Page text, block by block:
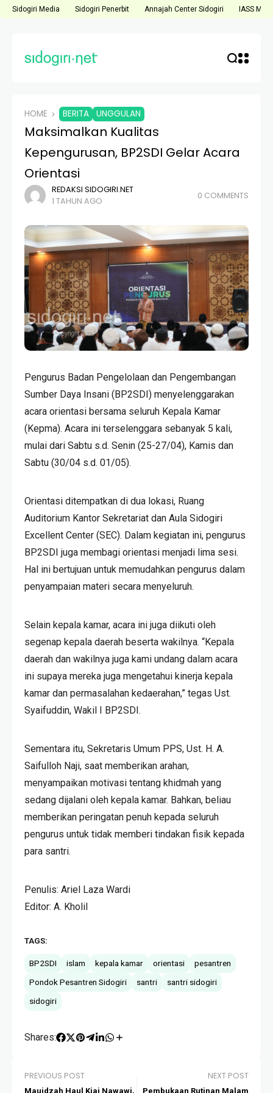
Sidogiri Media Sidogiri Penerbit Annajah Center Sidogiri IASS
HOME BERITA UNGGULAN
Maksimalkan Kualitas
Kepengurusan, BP2SDI Gelar Acara
Orientasi
REDAKSI SIDOGIRI.NET
1 TAHUN AGO
0 COMMENTS
Pengurus Badan Pengelolaan dan Pengembangan
Sumber Daya Insani (BP2SDI) menyelenggarakan
acara orientasi bersama seluruh Kepala Kamar
(Kepma). Acara ini terselenggara sebanyak 5 kali,
mulai dari Sabtu s.d. Senin (25-27/04), Kamis dan
Sabtu (30/04 s.d. 01/05).
Orientasi ditempatkan di dua lokasi, Ruang
Auditorium Kantor Sekretariat dan Aula Sidogiri
Excellent Center (SEC). Dalam kegiatan ini, pengurus
BP2SDI juga membagi orientasi menjadi lima sesi.
Hal ini bertujuan untuk memudahkan pengurus dalam
penyampaian materi secara menyeluruh.
Selain kepala kamar, acara ini juga diikuti oleh
segenap kepala daerah beserta wakilnya. “Kepala
daerah dan wakilnya juga kami undang dalam acara
ini supaya mereka juga mengetahui kinerja kepala
kamar dan permasalahan kedaerahan,” tegas Ust.
Syaifuddin, Wakil I BP2SDI.
Sementara itu, Sekretaris Umum PPS, Ust. H. A.
Saifulloh Naji, saat memberikan arahan,
menyampaikan motivasi tentang khidmah yang
sedang dijalani oleh kepala kamar. Bahkan, beliau
memberikan peringatan penuh kepada seluruh
pengurus untuk tidak memberi tindakan fisik kepada
para santri.
Penulis: Ariel Laza Wardi
Editor: A. Kholil
TAGS:
BP2SDI islam kepala kamar orientasi
pesantren
Pondok Pesantren Sidogiri
santri
santri sidogiri
sidogiri
Shares:
PREVIOUS POST
Mauidzah Haul Kiai Nawawi,
NEXT POST
Pembukaan Rutinan Malam